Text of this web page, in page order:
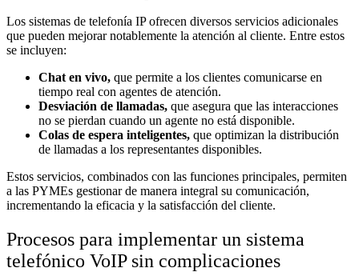
Los sistemas de telefonía IP ofrecen diversos servicios adicionales
que pueden mejorar notablemente la atención al cliente. Entre estos
se incluyen:
Chat en vivo, que permite a los clientes comunicarse en
tiempo real con agentes de atención.
Desviación de llamadas, que asegura que las interacciones
no se pierdan cuando un agente no está disponible.
Colas de espera inteligentes, que optimizan la distribución
de llamadas a los representantes disponibles.
Estos servicios, combinados con las funciones principales, permiten
a las PYMEs gestionar de manera integral su comunicación,
incrementando la eficacia y la satisfacción del cliente.
Procesos para implementar un sistema
telefónico VoIP sin complicaciones